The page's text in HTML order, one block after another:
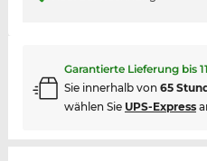
Garantierte Lieferung bis
Sie innerhalb von 65
wählen Sie UPS-Express